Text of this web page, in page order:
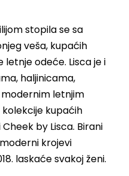
stopila se sa
veša, kupaćih
odeće. Lisca je i
haljinicama,
letnjim
kupaćih
by Lisca. Birani
krojevi
laskaće svakoj ženi.